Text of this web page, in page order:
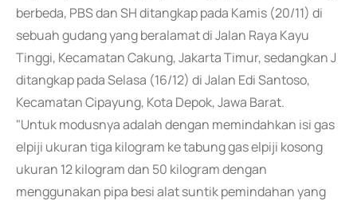
berbeda, PBS dan SH ditangkap pada Kamis (20/11) di
sebuah gudang yang beralamat di Jalan Raya Kayu
Tinggi, Kecamatan Cakung, Jakarta Timur, sedangkan J
ditangkap pada Selasa (16/12) di Jalan Edi Santoso,
Kecamatan Cipayung, Kota Depok, Jawa Barat.
"Untuk modusnya adalah dengan memindahkan isi gas
elpiji ukuran tiga kilogram ke tabung gas elpiji kosong
ukuran 12 kilogram dan 50 kilogram dengan
menggunakan pipa besi alat suntik pemindahan yang